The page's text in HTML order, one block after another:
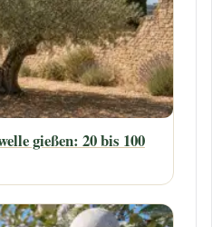
gießen: 20 bis 100